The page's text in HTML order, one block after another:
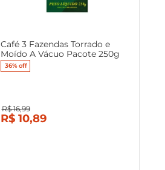
Café 3 Fazendas Torrado e
Moído A Vácuo Pacote 250g
36%off
R$ 16,99
R$ 10,89